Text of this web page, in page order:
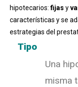
hipotecarios:fijas y
características y se
estrategias del
Tipo
Una
misma